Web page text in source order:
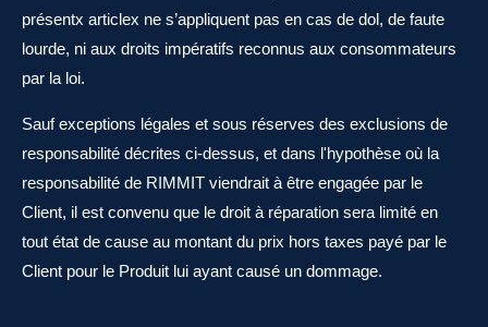
présentx articlex ne s’appliquent pas en cas de dol, de faute
lourde, ni aux droits impératifs reconnus aux consommateurs
par la loi.
Sauf exceptions légales et sous réserves des exclusions de
responsabilité décrites ci-dessus, et dans l'hypothèse où la
responsabilité de RIMMIT viendrait à être engagée par le
Client, il est convenu que le droit à réparation sera limité en
tout état de cause au montant du prix hors taxes payé par le
Client pour le Produit lui ayant causé un dommage.